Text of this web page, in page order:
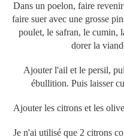
Dans un poelon, faire
faire suer avec une grosse
poulet, le safran, le cumin,
dorer la
Ajouter l'ail et le persil,
ébullition. Puis laisser
Ajouter les citrons et les
Je n'ai utilisé que 2 citrons